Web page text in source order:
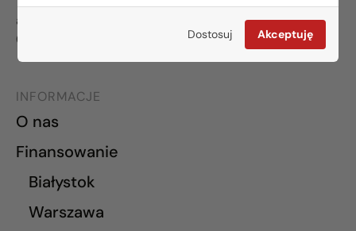
Dostosuj Akceptuję
al. Wilanowska 67E lok. U5
02-765 Warszawa
INFORMACJE
O nas
Finansowanie
Białystok
Warszawa